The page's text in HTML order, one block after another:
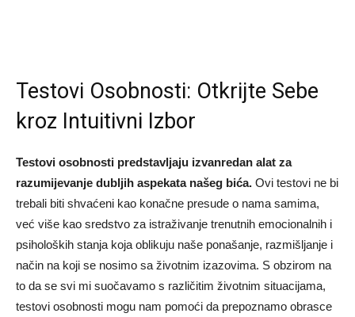
Testovi Osobnosti: Otkrijte Sebe
kroz Intuitivni Izbor
Testovi osobnosti predstavljaju izvanredan alat za
razumijevanje dubljih aspekata našeg bića. Ovi testovi ne bi
trebali biti shvaćeni kao konačne presude o nama samima,
već više kao sredstvo za istraživanje trenutnih emocionalnih i
psiholoških stanja koja oblikuju naše ponašanje, razmišljanje i
način na koji se nosimo sa životnim izazovima. S obzirom na
to da se svi mi suočavamo s različitim životnim situacijama,
testovi osobnosti mogu nam pomoći da prepoznamo obrasce